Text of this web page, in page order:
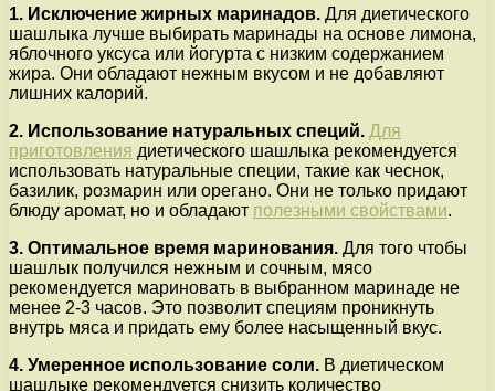
1. Исключение жирных маринадов. Для диетического
шашлыка лучше выбирать маринады на основе лимона,
яблочного уксуса или йогурта с низким содержанием
жира. Они обладают нежным вкусом и не добавляют
лишних калорий.
2. Использование натуральных специй. Для
приготовления диетического шашлыка рекомендуется
использовать натуральные специи, такие как чеснок,
базилик, розмарин или орегано. Они не только придают
блюду аромат, но и обладают полезными свойствами.
3. Оптимальное время маринования. Для того чтобы
шашлык получился нежным и сочным, мясо
рекомендуется мариновать в выбранном маринаде не
менее 2-3 часов. Это позволит специям проникнуть
внутрь мяса и придать ему более насыщенный вкус.
4. Умеренное использование соли. В диетическом
шашлыке рекомендуется снизить количество